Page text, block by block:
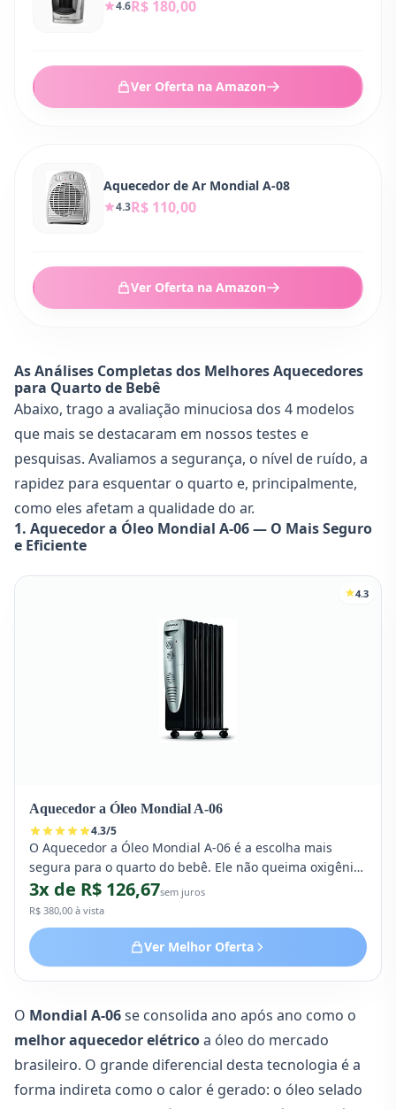
4.6R$ 180,00
Ver Oferta na Amazon
Aquecedor de Ar Mondial A-08
4.3R$ 110,00
Ver Oferta na Amazon
As Análises Completas dos Melhores Aquecedores
para Quarto de Bebê
Abaixo, trago a avaliação minuciosa dos 4 modelos
que mais se destacaram em nossos testes e
pesquisas. Avaliamos a segurança, o nível de ruído, a
rapidez para esquentar o quarto e, principalmente,
como eles afetam a qualidade do ar.
1. Aquecedor a Óleo Mondial A-06 — O Mais Seguro
e Eficiente
4.3
Aquecedor a Óleo Mondial A-06
4.3/5
O Aquecedor a Óleo Mondial A-06 é a escolha mais
segura para o quarto do bebê. Ele não queima oxigênio
e preserva a umidade do ar, garantindo uma noite
tranquila com conforto térmico sem ressecar as vias
respiratórias.
3x de R$ 126,67sem juros
R$ 380,00 à vista
Ver Melhor Oferta
O Mondial A-06se consolida ano após ano como o
melhor aquecedor elétricoa óleo do mercado
brasileiro. O grande diferencial desta tecnologia é a
forma indireta como o calor é gerado: o óleo selado